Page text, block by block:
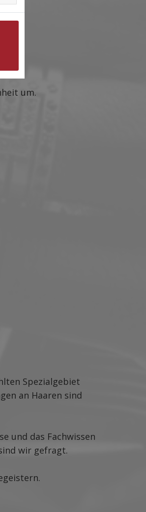
um.
Spezialgebiet
an Haaren sind
und das Fachwissen
wir gefragt.